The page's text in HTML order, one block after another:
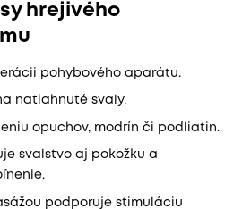
hrejivého
pohybového aparátu.
natiahnuté svaly.
opuchov, modrín či podliatin.
svalstvo aj pokožku a
podporuje stimuláciu